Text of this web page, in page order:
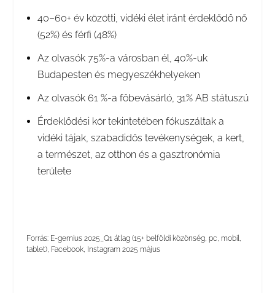
40–60+ év közötti, vidéki élet iránt érdeklődő nő
(52%) és férfi (48%)
Az olvasók 75%-a városban él, 40%-uk
Budapesten és megyeszékhelyeken
Az olvasók 61 %-a főbevásárló, 31% AB státuszú
Érdeklődési kör tekintetében fókuszáltak a
vidéki tájak, szabadidős tevékenységek, a kert,
a természet, az otthon és a gasztronómia
területe
Forrás: E-gemius 2025_Q1 átlag (15+ belföldi közönség, pc, mobil,
tablet), Facebook, Instagram 2025 május